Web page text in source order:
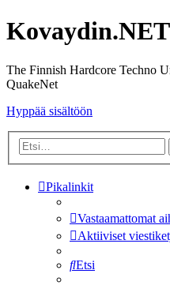
Kovaydin.NET
The Finnish Hardcore Techno
QuakeNet
Hyppää sisältöön
Pikalinkit
Vastaamattomat
Aktiiviset
Etsi